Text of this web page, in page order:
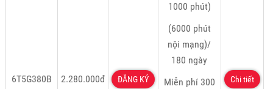
6T5G380B 2.280.000đ ĐĂNG KÝ
1000 phút)
(6000 phút
nội mạng)/
180 ngày
Miễn phí 300
Chi tiết